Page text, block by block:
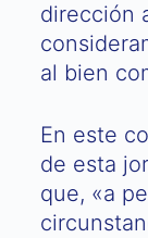
dirección
al bien
En este
de esta
que, «a